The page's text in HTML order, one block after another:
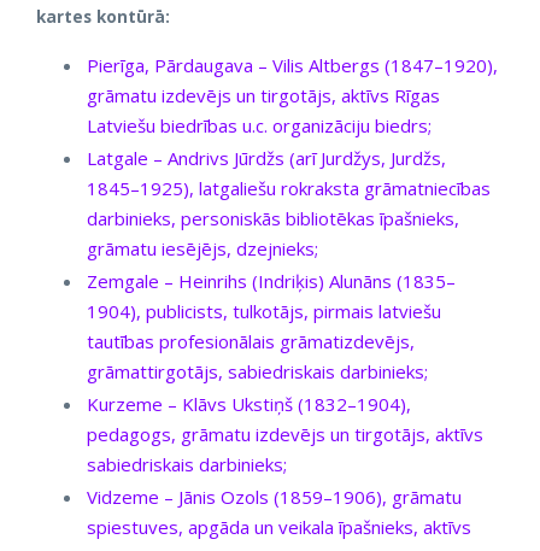
kartes kontūrā:
Pierīga, Pārdaugava – Vilis Altbergs (1847–1920),
grāmatu izdevējs un tirgotājs, aktīvs Rīgas
Latviešu biedrības u.c. organizāciju biedrs;
Latgale – Andrivs Jūrdžs (arī Jurdžys, Jurdžs,
1845–1925), latgaliešu rokraksta grāmatniecības
darbinieks, personiskās bibliotēkas īpašnieks,
grāmatu iesējējs, dzejnieks;
Zemgale – Heinrihs (Indriķis) Alunāns (1835–
1904), publicists, tulkotājs, pirmais latviešu
tautības profesionālais grāmatizdevējs,
grāmattirgotājs, sabiedriskais darbinieks;
Kurzeme – Klāvs Ukstiņš (1832–1904),
pedagogs, grāmatu izdevējs un tirgotājs, aktīvs
sabiedriskais darbinieks;
Vidzeme – Jānis Ozols (1859–1906), grāmatu
spiestuves, apgāda un veikala īpašnieks, aktīvs